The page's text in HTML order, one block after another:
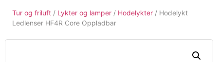
Tur og friluft / Lykter og lamper / Hodelykter / Hodelykt
Ledlenser HF4R Core Oppladbar